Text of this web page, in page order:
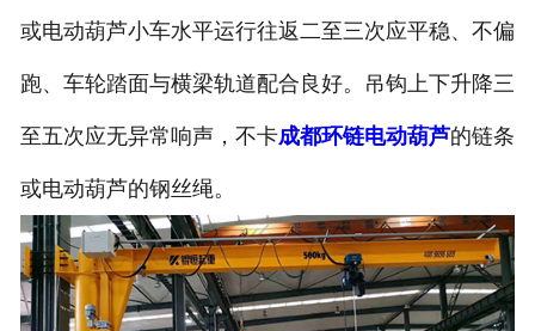
或电动葫芦小车水平运行往返二至三次应平稳、不偏
跑、车轮踏面与横梁轨道配合良好。吊钩上下升降三
至五次应无异常响声，不卡成都环链电动葫芦的链条
或电动葫芦的钢丝绳。